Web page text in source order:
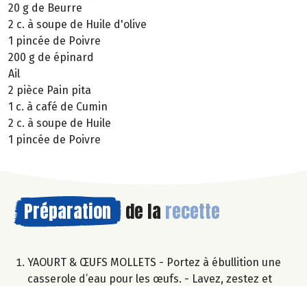
20 g de Beurre
2 c. à soupe de Huile d'olive
1 pincée de Poivre
200 g de épinard
Ail
2 pièce Pain pita
1 c. à café de Cumin
2 c. à soupe de Huile
1 pincée de Poivre
Préparation de la recette
YAOURT & ŒUFS MOLLETS - Portez à ébullition une
casserole d’eau pour les œufs. - Lavez, zestez et